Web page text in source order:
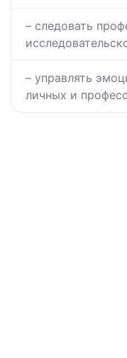
– следовать
– управлять
личных и